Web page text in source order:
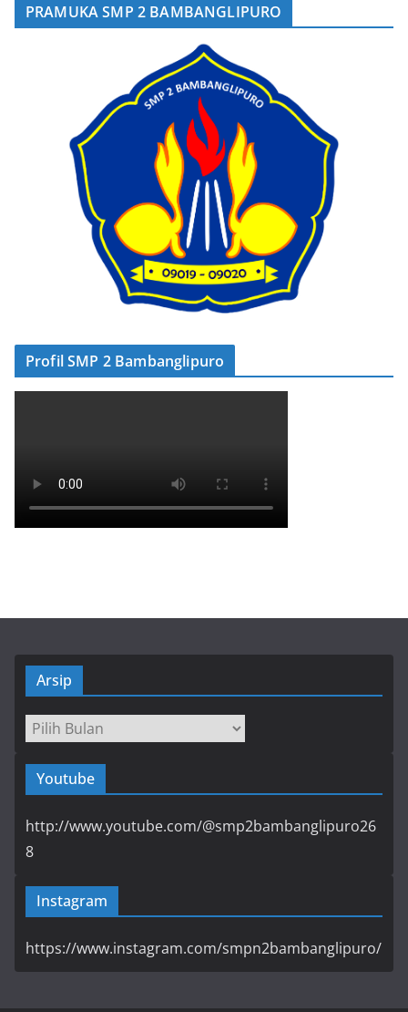
PRAMUKA SMP 2 BAMBANGLIPURO
Profil SMP 2 Bambanglipuro
Arsip
Arsip
Youtube
http://www.youtube.com/@smp2bambanglipuro26
8
Instagram
https://www.instagram.com/smpn2bambanglipuro/